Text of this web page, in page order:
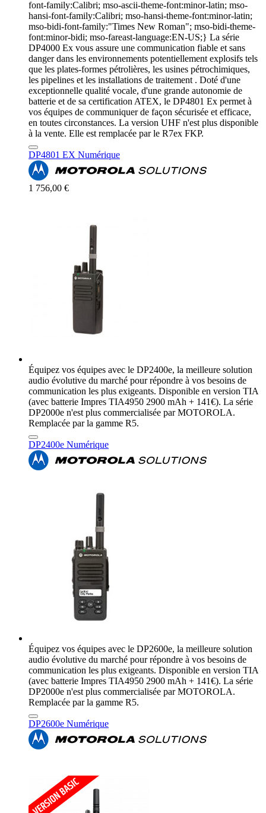
font-family:Calibri; mso-ascii-theme-font:minor-latin; mso-
hansi-font-family:Calibri; mso-hansi-theme-font:minor-latin;
mso-bidi-font-family:"Times New Roman"; mso-bidi-theme-
font:minor-bidi; mso-fareast-language:EN-US;} La série
DP4000 Ex vous assure une communication fiable et sans
danger dans les environnements potentiellement explosifs tels
que les plates-formes pétrolières, les usines pétrochimiques,
les pipelines et les installations de traitement . Doté d'une
exceptionnelle qualité vocale, d'une grande autonomie de
batterie et de sa certification ATEX, le DP4801 Ex permet à
vos équipes de communiquer de façon sécurisée et efficace,
en toutes circonstances. La version UHF n'est plus disponible
à la vente. Elle est remplacée par le R7ex FKP.
DP4801 EX Numérique
1 756,00 €
Équipez vos équipes avec le DP2400e, la meilleure solution
audio évolutive du marché pour répondre à vos besoins de
communication les plus exigeants. Disponible en version TIA
(avec batterie Impres TIA4950 2900 mAh + 141€). La série
DP2000e n'est plus commercialisée par MOTOROLA.
Remplacée par la gamme R5.
DP2400e Numérique
Équipez vos équipes avec le DP2600e, la meilleure solution
audio évolutive du marché pour répondre à vos besoins de
communication les plus exigeants. Disponible en version TIA
(avec batterie Impres TIA4950 2900 mAh + 141€). La série
DP2000e n'est plus commercialisée par MOTOROLA.
Remplacée par la gamme R5.
DP2600e Numérique